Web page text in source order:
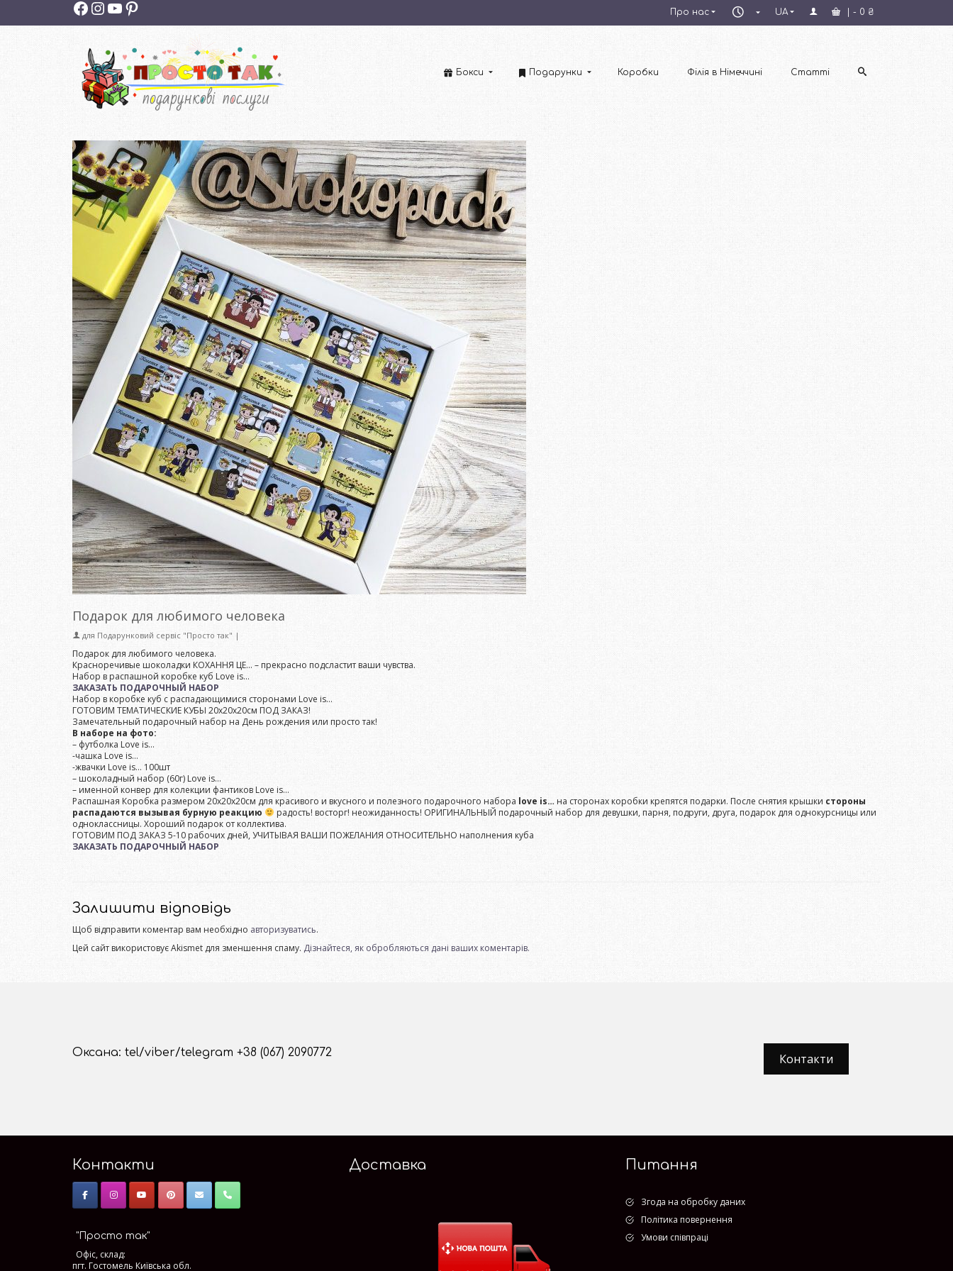
Про нас
Пн–
Пт
UA - 0 ₴
Facebook
Instagram
YouTube
Pinterest
Бокси Подарунки Коробки Філія в Німеччині Статті
Подарок для любимого человека
для Подарунковий сервіс "Просто так" |
Подарок для любимого человека.
Красноречивые шоколадки КОХАННЯ ЦЕ… – прекрасно подсластит ваши чувства.
Набор в распашной коробке куб Love is…
ЗАКАЗАТЬ ПОДАРОЧНЫЙ НАБОР
Набор в коробке куб с распадающимися сторонами Love is…
ГОТОВИМ ТЕМАТИЧЕСКИЕ КУБЫ 20х20х20см ПОД ЗАКАЗ!
Замечательный подарочный набор на День рождения или просто так!
В наборе на фото:
– футболка Love is…
-чашка Love is…
-жвачки Love is… 100шт
– шоколадный набор (60г) Love is…
– именной конвер для колекции фантиков Love is…
Распашная Коробка размером 20х20х20см для красивого и вкусного и полезного подарочного набора love is… на сторонах коробки крепятся подарки. После снятия крышки стороны
распадаются вызывая бурную реакцию
радость! восторг! неожиданность! ОРИГИНАЛЬНЫЙ подарочный набор для девушки, парня, подруги, друга, подарок для однокурсницы или
одноклассницы. Хороший подарок от коллектива.
ГОТОВИМ ПОД ЗАКАЗ 5-10 рабочих дней, УЧИТЫВАЯ ВАШИ ПОЖЕЛАНИЯ ОТНОСИТЕЛЬНО наполнения куба
ЗАКАЗАТЬ ПОДАРОЧНЫЙ НАБОР
Залишити відповідь
Щоб відправити коментар вам необхідно авторизуватись.
Цей сайт використовує Akismet для зменшення спаму. Дізнайтеся, як обробляються дані ваших коментарів.
Оксана: tel/viber/telegram +38 (067) 2090772 Контакти
Контакти
"Просто так"
Офіс, склад:
пгт. Гостомель Київська обл.
Доставка Питання
Згода на обробку даних
Політика повернення
Умови співпраці